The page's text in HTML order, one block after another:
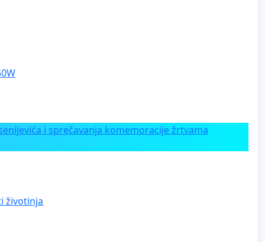
i sprečavanja komemoracije žrtvama
životinja